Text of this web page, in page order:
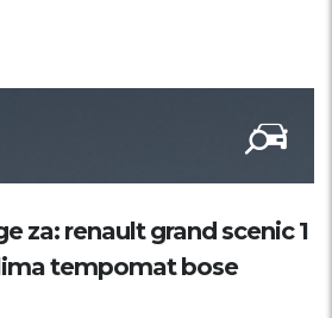
za: renault grand scenic 1
tempomat bose